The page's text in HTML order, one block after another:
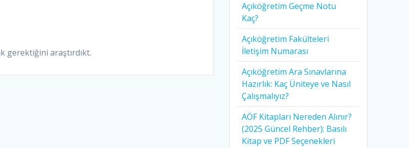
gerektiğini araştırdıkt.
Açıköğretim Geçme Notu
Kaç?
Açıköğretim Fakülteleri
İletişim Numarası
Açıköğretim Ara Sınavlarına
Hazırlık: Kaç Üniteye ve Nasıl
Çalışmalıyız?
AÖF Kitapları Nereden Alınır?
(2025 Güncel Rehber): Basılı
Kitap ve PDF Seçenekleri